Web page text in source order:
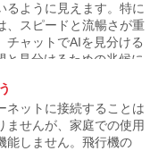
るように見えます。特に
、スピードと流暢さが重
チャットでAIを見分ける
と見分けるための兆候に
きます。
ネットに接続することは
ませんが、家庭での使用
能しません。飛行機の